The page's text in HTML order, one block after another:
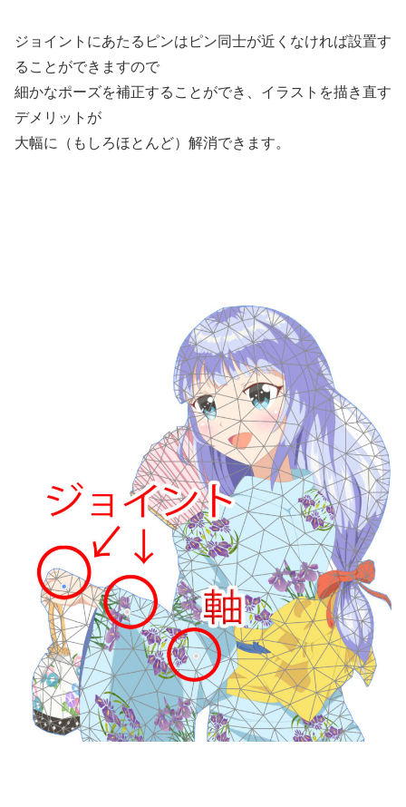
ジョイントにあたるピンはピン同士が近くなければ設置す
ることができますので
細かなポーズを補正することができ、イラストを描き直す
デメリットが
大幅に（もしろほとんど）解消できます。